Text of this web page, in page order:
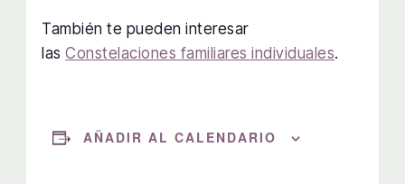
También te pueden interesar
lasConstelaciones familiares individuales.
AÑADIR AL CALENDARIO